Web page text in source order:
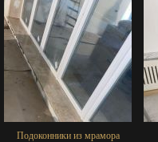
Подоконники из мрамора